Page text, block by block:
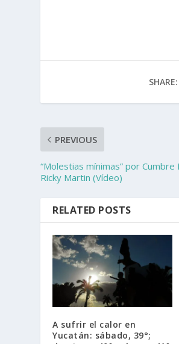
SHARE:
PREVIOUS
“Molestias mínimas” por
Ricky Martin (Vídeo)
RELATED POSTS
A sufrir el calor en
Yucatán: sábado, 39°;